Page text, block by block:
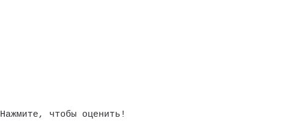
Нажмите, чтобы оценить!